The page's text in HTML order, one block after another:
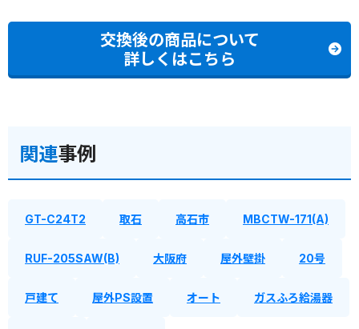
交換後の商品について
詳しくはこちら
関連事例
GT-C24T2 取石 高石市 MBCTW-171(A)
RUF-205SAW(B) 大阪府 屋外壁掛 20号
戸建て 屋外PS設置 オート ガスふろ給湯器